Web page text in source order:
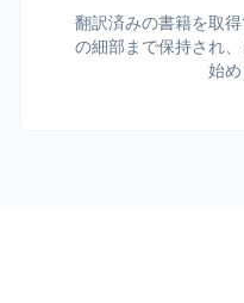
翻訳済みの書籍を取
の細部まで保持され
始め